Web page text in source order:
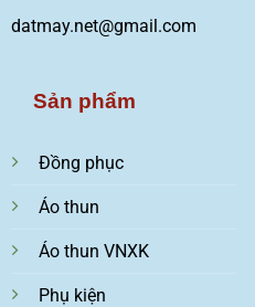
datmay.net@gmail.com
Sản phẩm
Đồng phục
Áo thun
Áo thun VNXK
Phụ kiện